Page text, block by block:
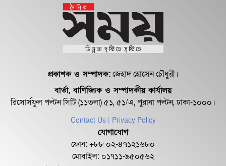
প্রকাশক ও সম্পাদক:জেহাদ হোসেন চৌধুরী।
বার্তা, বাণিজ্যিক ও সম্পাদকীয় কার্যালয়
রিসোর্সফুল পল্টন সিটি (১১তলা) ৫১, ৫১/এ, পুরানা পল্টন, ঢাকা-১০০০।
Contact Us | Privacy Policy
যোগাযোগ
ফোন: +৮৮ ০২-৪৭১২১৬৮০
মোবাইল: ০১৭১১-৯৫০৫৬২